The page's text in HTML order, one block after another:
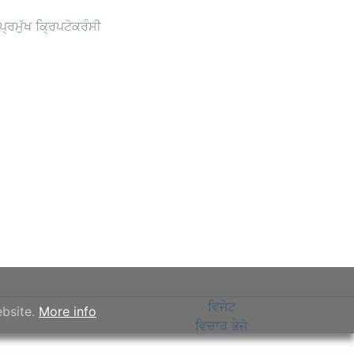
ਕ੍ਰਿਪਟੋਕਰੰਸੀ
ਵਿਜੇਟ
ਵਿਚਾਰ ਭੇਜੋ
More info